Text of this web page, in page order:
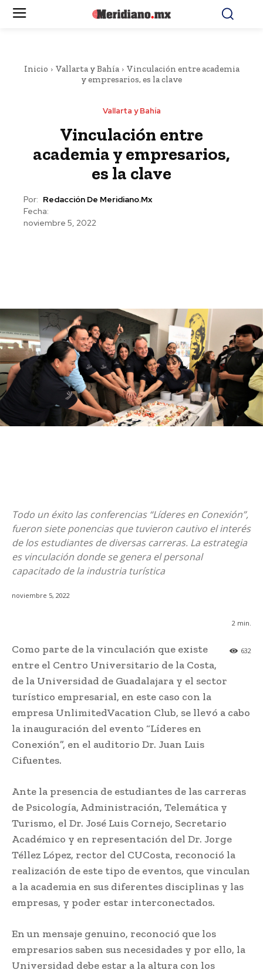
Inicio Vallarta y Bahía
Vinculación entre academia
y empresarios, es la clave
Vallarta y Bahía
Vinculación entre
academia y empresarios,
es la clave
Por: Redacción De Meridiano.mx
Fecha:
noviembre 5, 2022
Todo un éxito las conferencias “Líderes en Conexión”,
fueron siete ponencias que tuvieron cautivo el interés
de los estudiantes de diversas carreras. La estrategia
es vinculación donde se genera el personal
capacitado de la industria turística
noviembre 5, 2022
2 min.
632
Como parte de la vinculación que existe
entre el Centro Universitario de la Costa,
de la Universidad de Guadalajara y el sector
turístico empresarial, en este caso con la
empresa UnlimitedVacation Club, se llevó a cabo
la inauguración del evento “Líderes en
Conexión”, en el auditorio Dr. Juan Luis
Cifuentes.
Ante la presencia de estudiantes de las carreras
de Psicología, Administración, Telemática y
Turismo, el Dr. José Luis Cornejo, Secretario
Académico y en representación del Dr. Jorge
Téllez López, rector del CUCosta, reconoció la
realización de este tipo de eventos, que vinculan
a la academia en sus diferentes disciplinas y las
empresas, y poder estar interconectados.
En un mensaje genuino, reconoció que los
empresarios saben sus necesidades y por ello, la
Universidad debe estar a la altura con los